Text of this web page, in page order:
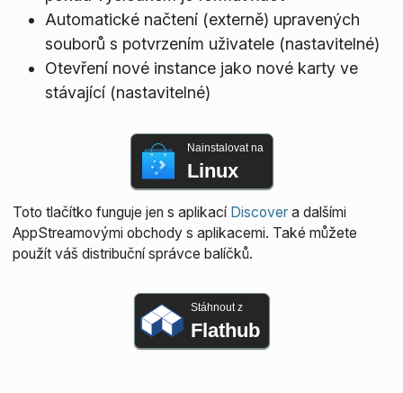
Automatické načtení (externě) upravených
souborů s potvrzením uživatele (nastavitelné)
Otevření nové instance jako nové karty ve
stávající (nastavitelné)
Nainstalovat na
Linux
Toto tlačítko funguje jen s aplikací Discovera dalšími
AppStreamovými obchody s aplikacemi. Také můžete
použít váš distribuční správce balíčků.
Stáhnout z
Flathub